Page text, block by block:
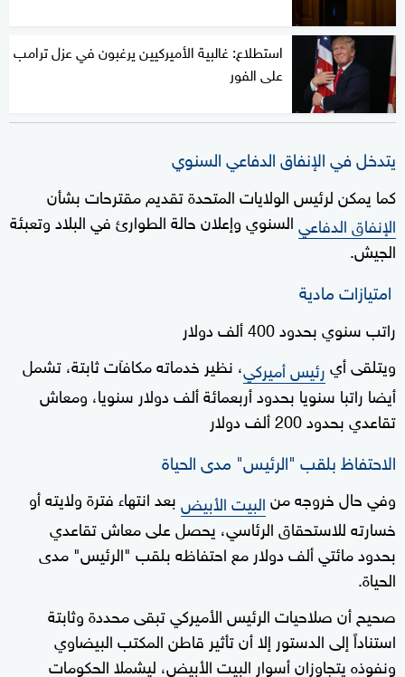
استطلاع: غالبية الأميركيين يرغبون في عزل ترامب
على الفور
يتدخل في الإنفاق الدفاعي السنوي
كما يمكن لرئيس الولايات المتحدة تقديم مقترحات بشأن
الإنفاق الدفاعيالسنوي وإعلان حالة الطوارئ في البلاد وتعبئة
الجيش.
امتيازات مادية
راتب سنوي بحدود 400 ألف دولار
ويتلقى أيرئيس أميركي، نظير خدماته مكافآت ثابتة، تشمل
أيضا راتبا سنويا بحدود أربعمائة ألف دولار سنويا، ومعاش
تقاعدي بحدود 200 ألف دولار
الاحتفاظ بلقب "الرئيس" مدى الحياة
وفي حال خروجه منالبيت الأبيضبعد انتهاء فترة ولايته أو
خسارته للاستحقاق الرئاسي، يحصل على معاش تقاعدي
بحدود مائتي ألف دولار مع احتفاظه بلقب "الرئيس" مدى
الحياة.
صحيح أن صلاحيات الرئيس الأميركي تبقى محددة وثابتة
استناداً إلى الدستور إلا أن تأثير قاطن المكتب البيضاوي
ونفوذه يتجاوزان أسوار البيت الأبيض، ليشملا الحكومات